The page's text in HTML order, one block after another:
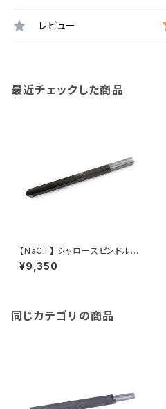
レビュー
最近チェックした商品
【NaCT】 シャロースピンドルガ
ウジ 16mm
¥9,350
同じカテゴリの商品